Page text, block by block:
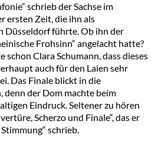
schrieb der Sachse im
ersten Zeit, die ihn als
Düsseldorf führte. Ob ihn der
Frohsinn“ angelacht hatte?
schon Clara Schumann, dass dieses
auch für den Laien sehr
Das Finale blickt in die
denn der Dom machte beim
Eindruck. Seltener zu hören
Scherzo und Finale“, das er
schrieb.